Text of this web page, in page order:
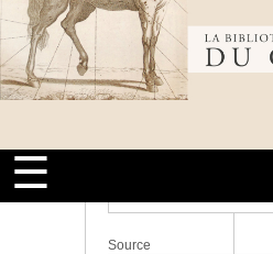
cheval
☰
Langue
Source